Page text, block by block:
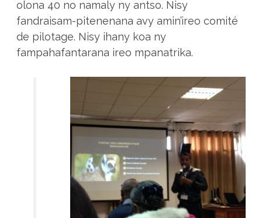
olona 40 no namaly ny antso. Nisy
fandraisam-pitenenana avy amin’ireo comité
de pilotage. Nisy ihany koa ny
fampahafantarana ireo mpanatrika.